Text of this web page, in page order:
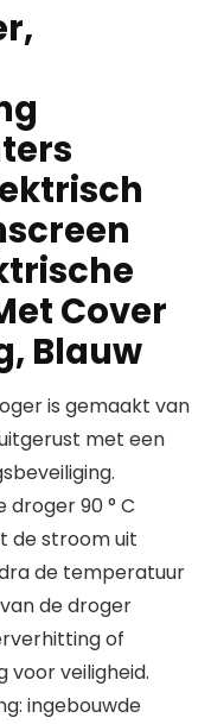
Cover
Blauw
is gemaakt van
met een
90 ° C
de stroom uit
de temperatuur
de droger
of
voor veiligheid.
ingebouwde